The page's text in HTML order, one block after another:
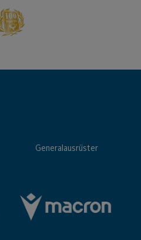
Generalausrüster